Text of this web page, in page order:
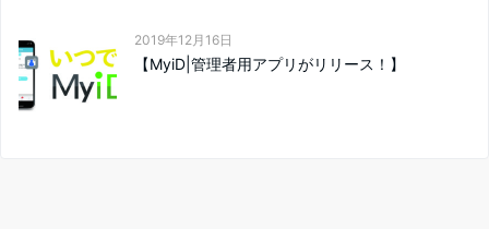
2019年12月16日
【MyiD|管理者用アプリがリリース！】